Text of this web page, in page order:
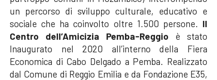
un percorso di sviluppo culturale, educativo e
sociale che ha coinvolto oltre 1.500 persone. Il
Centro dell’Amicizia Pemba-Reggio è stato
Inaugurato nel 2020 all’interno della Fiera
Economica di Cabo Delgado a Pemba. Realizzato
dal Comune di Reggio Emilia e da Fondazione E35,